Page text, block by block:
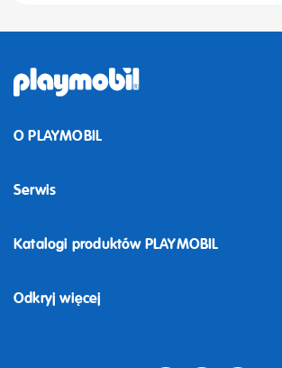
O PLAYMOBIL
Serwis
Odstąpienie od umowy
Katalogi produktów PLAYMOBIL
Odkryj więcej